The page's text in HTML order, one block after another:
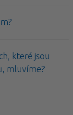
které jsou
mluvíme?